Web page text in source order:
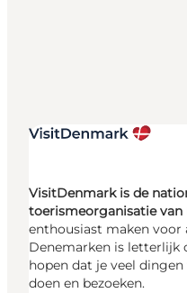
VisitDenmark is de
toerismeorganisatie van
enthousiast maken voor
Denemarken is letterlijk
hopen dat je veel
doen en bezoeken.